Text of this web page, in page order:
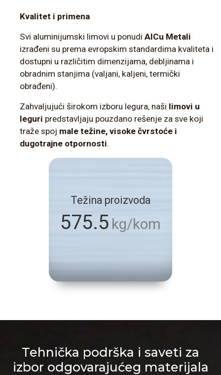
Kvalitet i primena
Svi aluminijumski limovi u ponudi AlCu Metali
izrađeni su prema evropskim standardima kvaliteta i
dostupni u različitim dimenzijama, debljinama i
obradnim stanjima (valjani, kaljeni, termički
obrađeni).
Zahvaljujući širokom izboru legura, naši limovi u
leguri predstavljaju pouzdano rešenje za sve koji
traže spoj male težine, visoke čvrstoće i
dugotrajne otpornosti.
Težina proizvoda
575.5 kg/kom
Tehnička podrška i saveti za
izbor odgovarajućeg materijala